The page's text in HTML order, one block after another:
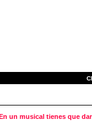
un musical tienes que